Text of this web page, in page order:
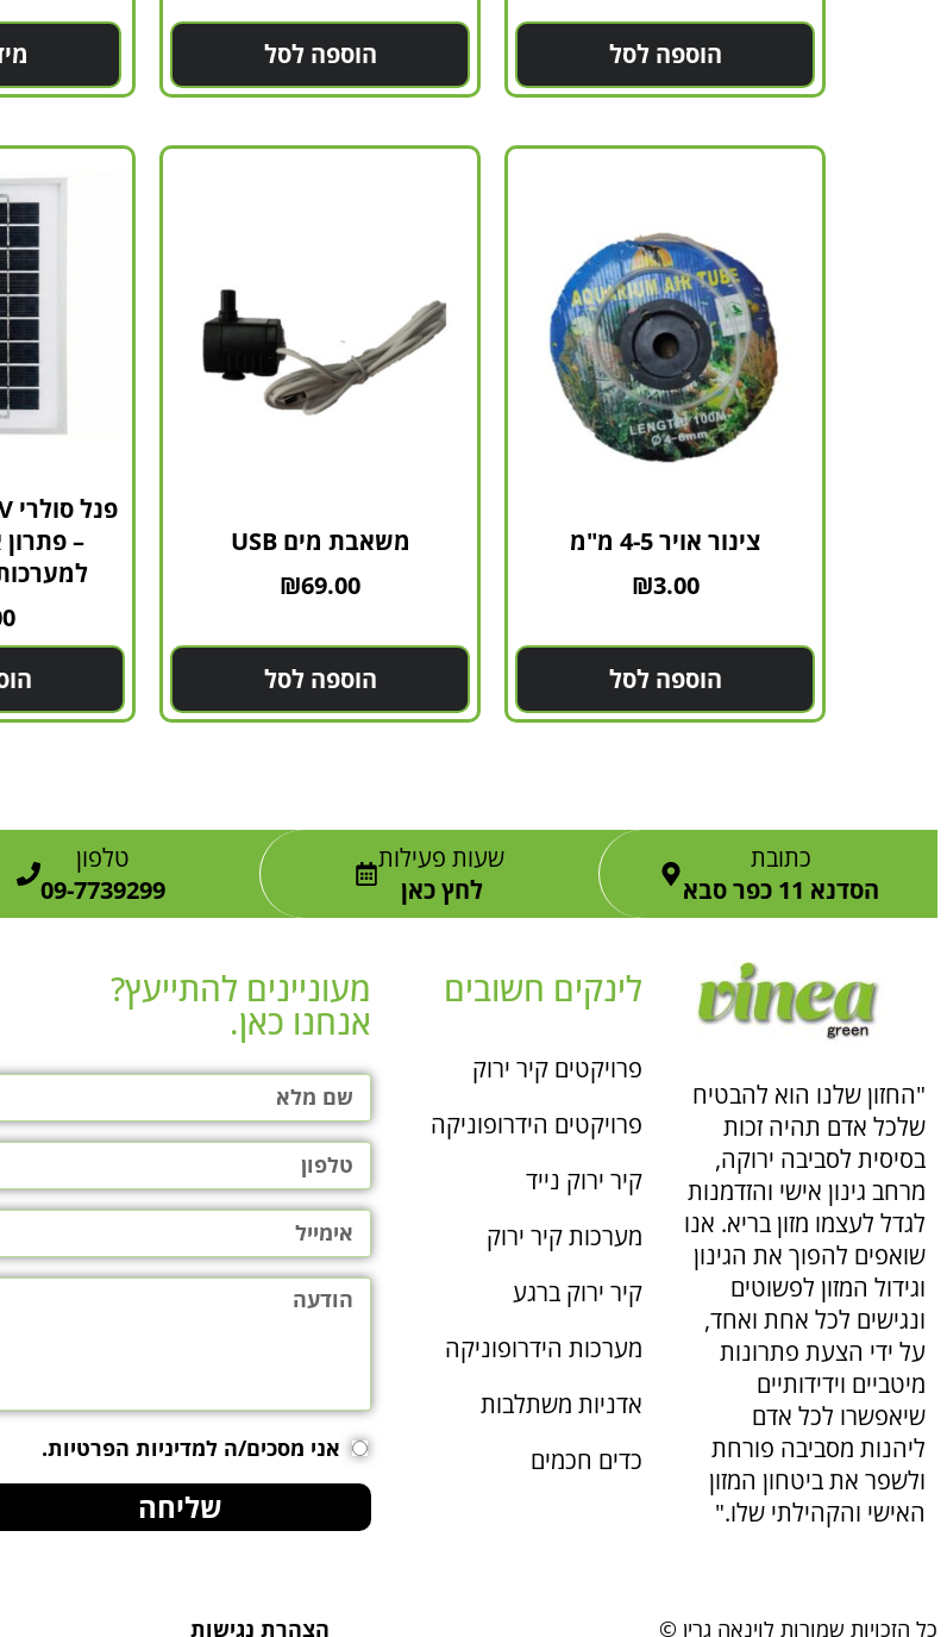
הוספה לסל הוספה לסל
צינור אויר 4-5 מ"מ
₪3.00
הוספה לסל
משאבת מים USB
₪69.00
הוספה לסל
– פתרון
כתובת
הסדנא 11 כפר סבא
שעות פעילות
לחץ כאן
טלפון
09-7739299
"החזון שלנו הוא להבטיח
שלכל אדם תהיה זכות
בסיסית לסביבה ירוקה,
מרחב גינון אישי והזדמנות
לגדל לעצמו מזון בריא. אנו
שואפים להפוך את הגינון
וגידול המזון לפשוטים
ונגישים לכל אחת ואחד,
על ידי הצעת פתרונות
מיטביים וידידותיים
שיאפשרו לכל אדם
ליהנות מסביבה פורחת
ולשפר את ביטחון המזון
האישי והקהילתי שלו."
לינקים חשובים
פרויקטים קיר ירוק
פרויקטים הידרופוניקה
קיר ירוק נייד
מערכות קיר ירוק
קיר ירוק ברגע
מערכות הידרופוניקה
אדניות משתלבות
כדים חכמים
מעוניינים להתייעץ?
אנחנו כאן.​
אני מסכים/ה למדיניות הפרטיות.
שליחה
כל הזכויות שמורות לוינאה גרין © הצהרת נגישות